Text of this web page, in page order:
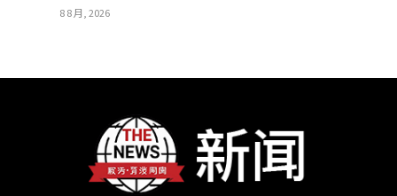
8 8 月, 2026